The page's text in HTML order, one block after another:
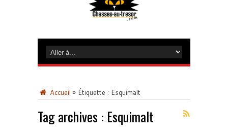
Accueil » Étiquette : Esquimalt
Tag archives : Esquimalt